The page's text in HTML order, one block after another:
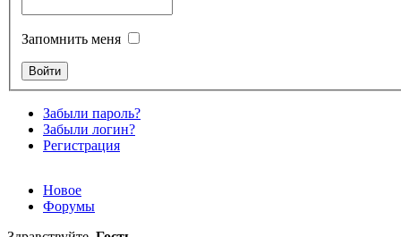
Запомнить меня
Забыли пароль?
Забыли логин?
Регистрация
Новое
Форумы